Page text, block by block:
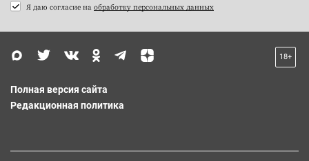
Я даю согласие на обработку персональных данных
18+
Полная версия сайта
Редакционная политика